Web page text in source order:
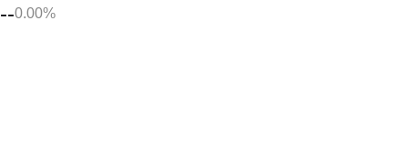
--0.00%